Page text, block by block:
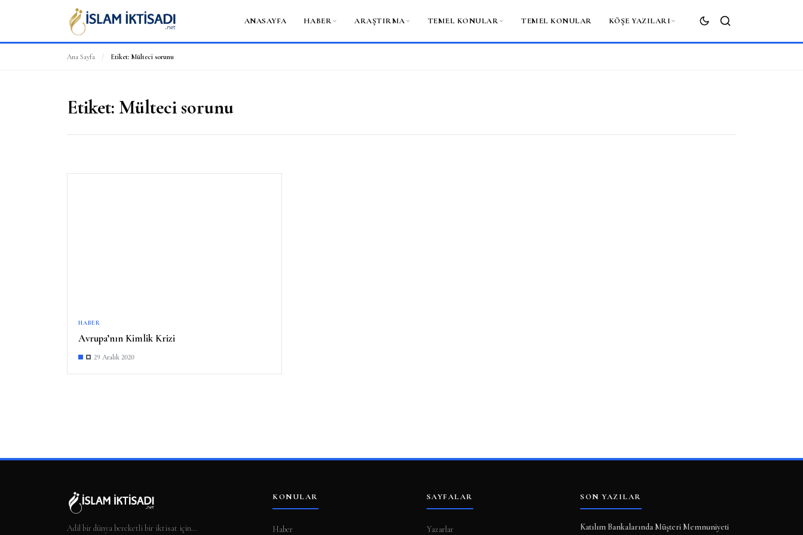
ANASAYFA HABER ARAŞTIRMA TEMEL KONULAR TEMEL KONULAR KÖŞE YAZILARI
ARA
Ana Sayfa / Etiket: Mülteci sorunu
Etiket: Mülteci sorunu
HABER
Avrupa’nın Kimlik Krizi
29 Aralık 2020
Adil bir dünya bereketli bir iktisat için…
KONULAR
Haber
SAYFALAR
Yazarlar
SON YAZILAR
Katılım Bankalarında Müşteri Memnuniyeti